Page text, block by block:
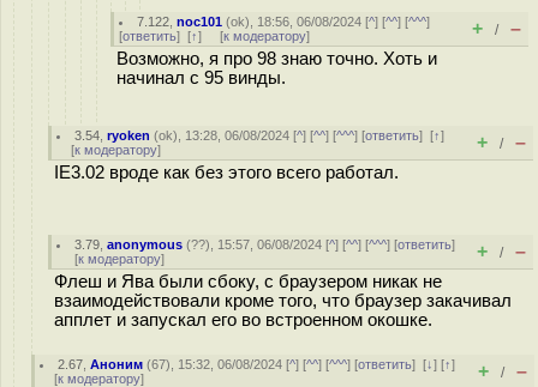
7.122 ,noc101 (ok), 18:56, 06/08/2024 [^] [^^] [^^^]
[ответить] [↑] [к модератору] + / –
Возможно, я про 98 знаю точно. Хоть и
начинал с 95 винды.
3.54 ,ryoken (ok), 13:28, 06/08/2024 [^] [^^] [^^^] [ответить][↑]
[к модератору] + / –
IE3.02 вроде как без этого всего работал.
3.79 ,anonymous (??), 15:57, 06/08/2024 [^] [^^] [^^^] [ответить]
[к модератору] + / –
Флеш и Ява были сбоку, с браузером никак не
взаимодействовали кроме того, что браузер закачивал
апплет и запускал его во встроенном окошке.
2.67 ,Аноним (67), 15:32, 06/08/2024 [^] [^^] [^^^] [ответить][↓] [↑]
[к модератору] + / –